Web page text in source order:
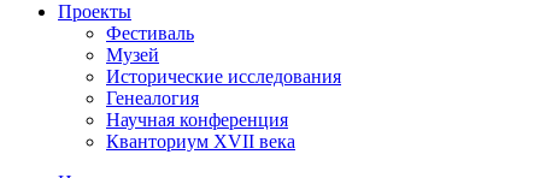
Проекты
Фестиваль
Музей
Исторические исследования
Генеалогия
Научная конференция
Кванториум XVII века